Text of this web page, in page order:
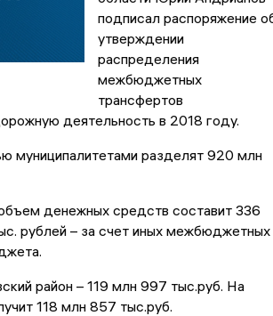
подписал распоряжение
утверждении
распределения
межбюджетных
трансфертов
деятельность в 2018 году.
муниципалитетами разделят 920 млн
денежных средств составит 336
рублей – за счет иных межбюджетных
район – 119 млн 997 тыс.руб. На
118 млн 857 тыс.руб.